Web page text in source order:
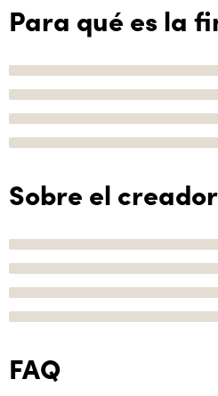
Para qué es la
Sobre el
FAQ